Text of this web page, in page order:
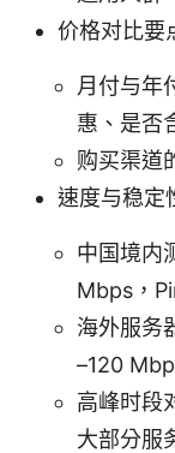
价格对比要
月付与年
惠、是否
购买渠道
速度与稳定
中国境内
Mbps，
海外服务
–120
高峰时段
大部分服